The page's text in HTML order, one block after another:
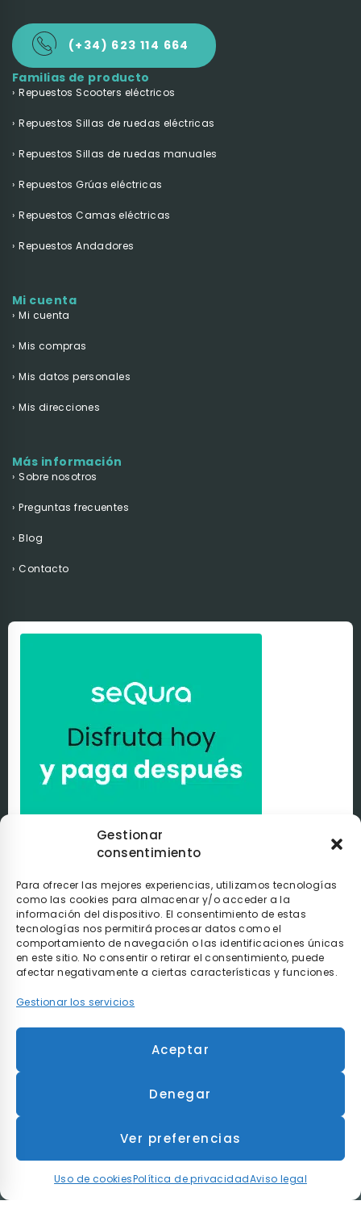
Gestionar
consentimiento
Para ofrecer las mejores experiencias, utilizamos tecnologías
como las cookies para almacenar y/o acceder a la
información del dispositivo. El consentimiento de estas
tecnologías nos permitirá procesar datos como el
comportamiento de navegación o las identificaciones únicas
en este sitio. No consentir o retirar el consentimiento, puede
afectar negativamente a ciertas características y funciones.
Gestionar los servicios
Aceptar
Denegar
Ver preferencias
Uso de cookiesPolítica de privacidadAviso legal
(+34) 623 114 664
Familias de producto
Repuestos Scooters eléctricos
Repuestos Sillas de ruedas eléctricas
Repuestos Sillas de ruedas manuales
Repuestos Grúas eléctricas
Repuestos Camas eléctricas
Repuestos Andadores
Mi cuenta
Mi cuenta
Mis compras
Mis datos personales
Mis direcciones
Más información
Sobre nosotros
Preguntas frecuentes
Blog
Contacto
Paga a tu ritmo conseQura. Al comprar con nosotros
decides si pagarlo en el momento, después de recibir el
pedido o poco a poco.
* Envío gratis en compras superiores a 90€ y
entrega en 48h para envíos realizados dentro de
la península.
Política de privacidad
Condiciones Generales de Contratación
‣